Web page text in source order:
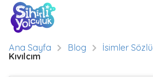
Ana Sayfa Blog İsimler
Kıvılcım